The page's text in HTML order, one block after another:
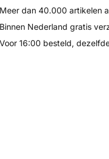
Meer dan 40.000 artikelen
Binnen Nederland gratis
Voor 16:00 besteld,